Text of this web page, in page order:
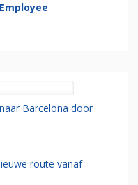
Barcelona door
route vanaf